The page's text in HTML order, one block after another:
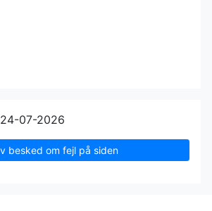
07-2026
besked om fejl på siden